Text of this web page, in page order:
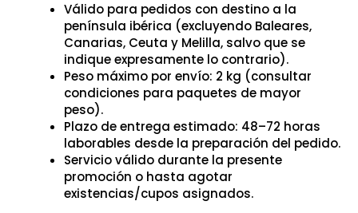
Válido para pedidos con destino a la
península ibérica (excluyendo Baleares,
Canarias, Ceuta y Melilla, salvo que se
indique expresamente lo contrario).
Peso máximo por envío: 2 kg (consultar
condiciones para paquetes de mayor
peso).
Plazo de entrega estimado: 48–72 horas
laborables desde la preparación del pedido.
Servicio válido durante la presente
promoción o hasta agotar
existencias/cupos asignados.